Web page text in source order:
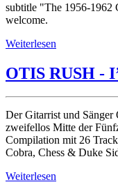
subtitle "The 1956-1962
welcome.
Weiterlesen
OTIS RUSH -
Der Gitarrist und Sänger
zweifellos Mitte der
Compilation mit 26
Cobra, Chess & Duke
Weiterlesen